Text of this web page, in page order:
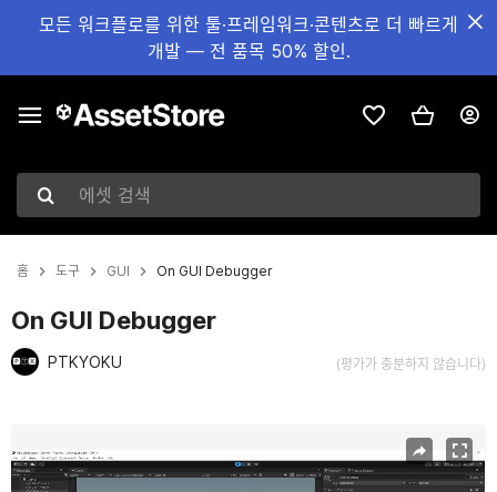
모든 워크플로를 위한 툴·프레임워크·콘텐츠로 더 빠르게
개발 — 전 품목 50% 할인.
에셋 검색
홈 도구 GUI On GUI Debugger
On GUI Debugger
PTKYOKU (평가가 충분하지 않습니다)